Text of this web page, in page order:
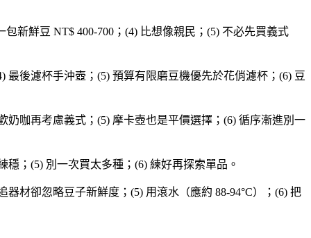
新鮮豆 NT$ 400-700；(4) 比想像親民；(5) 不必先買義式
後濾杯手沖壺；(5) 預算有限磨豆機優先於花俏濾杯；(6) 豆
咖再考慮義式；(5) 摩卡壺也是平價選擇；(6) 循序漸進別一
；(5) 別一次買太多種；(6) 練好再探索單品。
材卻忽略豆子新鮮度；(5) 用滾水（應約 88-94°C）；(6) 把